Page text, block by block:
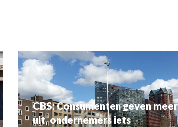
CBS: Consumenten geven meer
uit, ondernemers iets